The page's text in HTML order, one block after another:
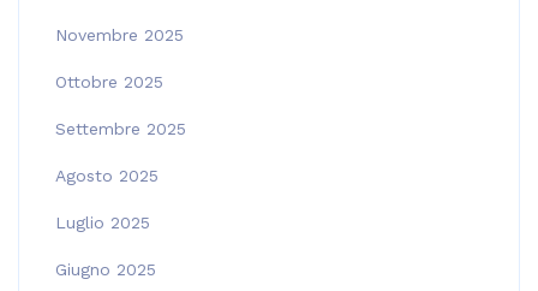
Novembre 2025
Ottobre 2025
Settembre 2025
Agosto 2025
Luglio 2025
Giugno 2025